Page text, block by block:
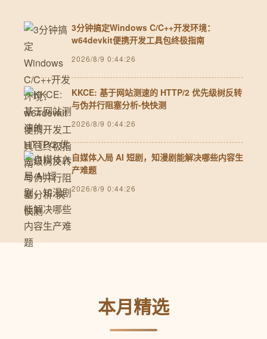
3分钟搞定Windows C/C++开发环境：
w64devkit便携开发工具包终极指南
2026/8/9 0:44:26
KKCE: 基于网站测速的 HTTP/2 优先级树反转
与伪并行阻塞分析-快快测
2026/8/9 0:44:26
自媒体入局 AI 短剧，知漫剧能解决哪些内容生
产难题
2026/8/9 0:44:26
本月精选